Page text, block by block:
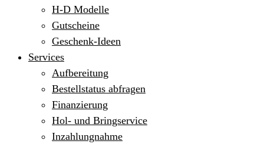
H-D Modelle
Gutscheine
Geschenk-Ideen
Services
Aufbereitung
Bestellstatus abfragen
Finanzierung
Hol- und Bringservice
Inzahlungnahme